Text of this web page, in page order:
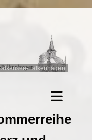
Falkenhagen